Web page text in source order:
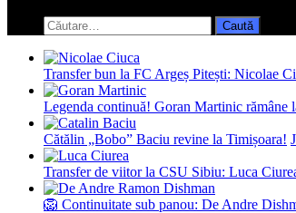
search
form
Caută
după:
Transfer bun la FC Argeș Pitești: Nicolae
Legenda continuă! Goran Martinic rămâne
Cătălin „Bobo” Baciu revine la Timișoara!
Transfer de viitor la CSU Sibiu: Luca
🦁 Continuitate sub panou: De Andre